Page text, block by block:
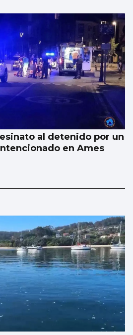
al detenido por un
en Ames
pasa a depender de